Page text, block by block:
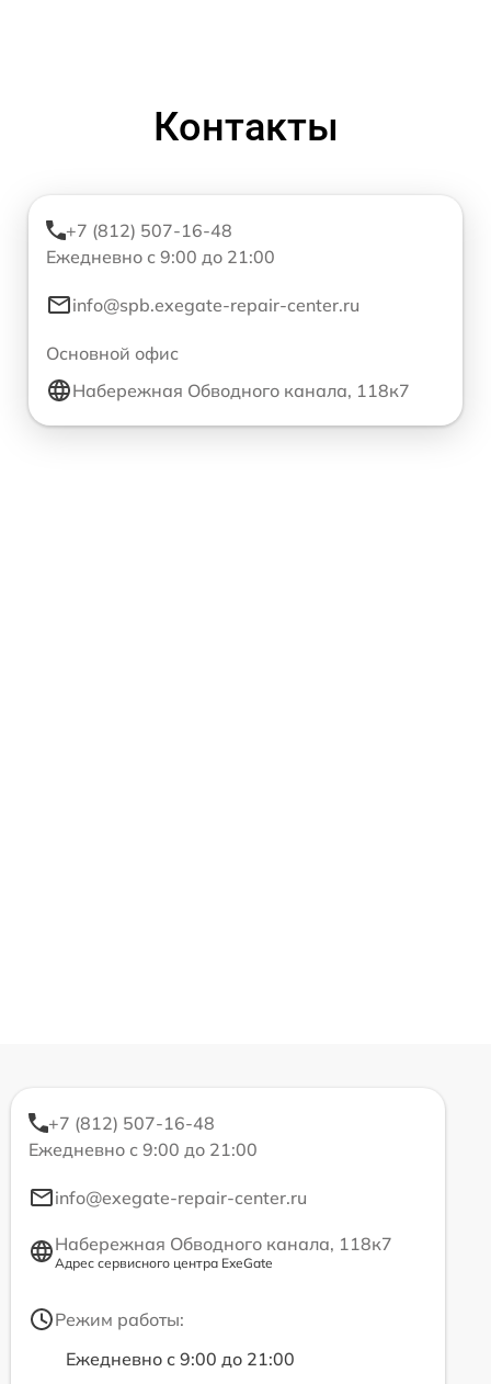
Контакты
+7 (812) 507-16-48
Ежедневно с 9:00 до 21:00
info@spb.exegate-repair-center.ru
Основной офис
Набережная Обводного канала, 118к7
+7 (812) 507-16-48
Ежедневно с 9:00 до 21:00
info@exegate-repair-center.ru
Набережная Обводного канала, 118к7
Адрес сервисного центра ExeGate
Режим работы:
Ежедневно с 9:00 до 21:00